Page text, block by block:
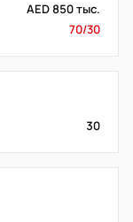
AED 850 тыс.
70/30
30